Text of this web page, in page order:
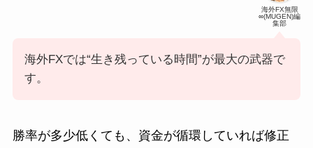
海外FX無限
∞(MUGEN)編
集部
海外FXでは“生き残っている時間”が最大の武器で
す。
勝率が多少低くても、資金が循環していれば修正